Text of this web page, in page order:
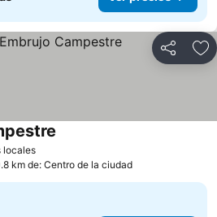
Compartir
locales
km de: Centro de la ciudad